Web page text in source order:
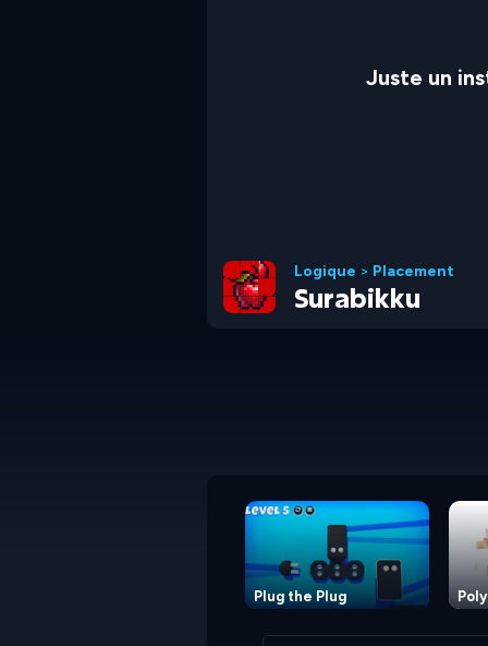
Juste un
Logique > Placement
Surabikku
Plug the Plug